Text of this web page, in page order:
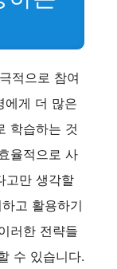
적으로 참여
에게 더 많은
학습하는 것
율적으로 사
고만 생각할
고 활용하기
러한 전략들
수 있습니다.